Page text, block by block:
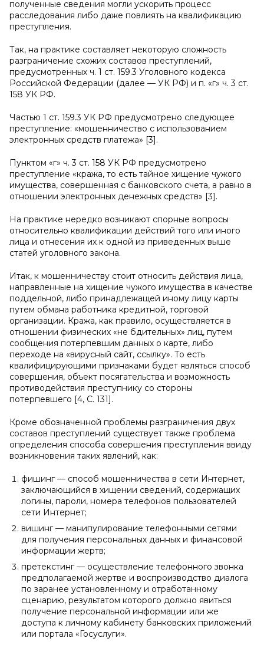
полученные сведения могли ускорить процесс
расследования либо даже повлиять на квалификацию
преступления.
Так, на практике составляет некоторую сложность
разграничение схожих составов преступлений,
предусмотренных ч. 1 ст. 159.3 Уголовного кодекса
Российской Федерации (далее — УК РФ) и п. «г» ч. 3 ст.
158 УК РФ.
Частью 1 ст. 159.3 УК РФ предусмотрено следующее
преступление: «мошенничество с использованием
электронных средств платежа» [3].
Пунктом «г» ч. 3 ст. 158 УК РФ предусмотрено
преступление «кража, то есть тайное хищение чужого
имущества, совершенная с банковского счета, а равно в
отношении электронных денежных средств» [3].
На практике нередко возникают спорные вопросы
относительно квалификации действий того или иного
лица и отнесения их к одной из приведенных выше
статей уголовного закона.
Итак, к мошенничеству стоит относить действия лица,
направленные на хищение чужого имущества в качестве
поддельной, либо принадлежащей иному лицу карты
путем обмана работника кредитной, торговой
организации. Кража, как правило, осуществляется в
отношении физических «не бдительных» лиц, путем
сообщения потерпевшим данных о карте, либо
переходе на «вирусный сайт, ссылку». То есть
квалифицирующими признаками будет являться способ
совершения, объект посягательства и возможность
противодействия преступнику со стороны
потерпевшего [4, С. 131].
Кроме обозначенной проблемы разграничения двух
составов преступлений существует также проблема
определения способа совершения преступления ввиду
возникновения таких явлений, как:
фишинг — способ мошенничества в сети Интернет,
заключающийся в хищении сведений, содержащих
логины, пароли, номера телефонов пользователей
сети Интернет;
вишинг — манипулирование телефонными сетями
для получения персональных данных и финансовой
информации жертв;
претекстинг — осуществление телефонного звонка
предполагаемой жертве и воспроизводство диалога
по заранее установленному и отработанному
сценарию, результатом которого должно явиться
получение персональной информации или же
доступа к личному кабинету банковских приложений
или портала «Госуслуги».